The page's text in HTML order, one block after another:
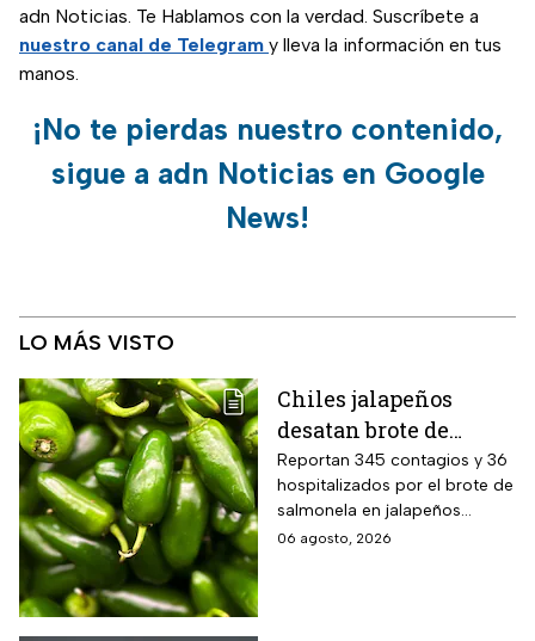
adn Noticias. Te Hablamos con la verdad. Suscríbete a
nuestro canal de Telegram y lleva la información en tus
manos.
¡No te pierdas nuestro contenido,
sigue a adn Noticias en Google
News!
LO MÁS VISTO
Chiles jalapeños
desatan brote de
salmonella en 27
estados de EUA
Reportan 345 contagios y 36
hospitalizados por el brote de
salmonela en jalapeños
exportados desde México
06 agosto, 2026